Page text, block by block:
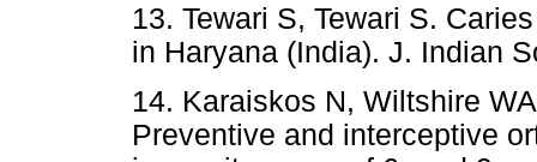
13. Tewari S, Tewari S.
in Haryana (India). J. Indian
14. Karaiskos N, Wiltshire
Preventive and interceptive